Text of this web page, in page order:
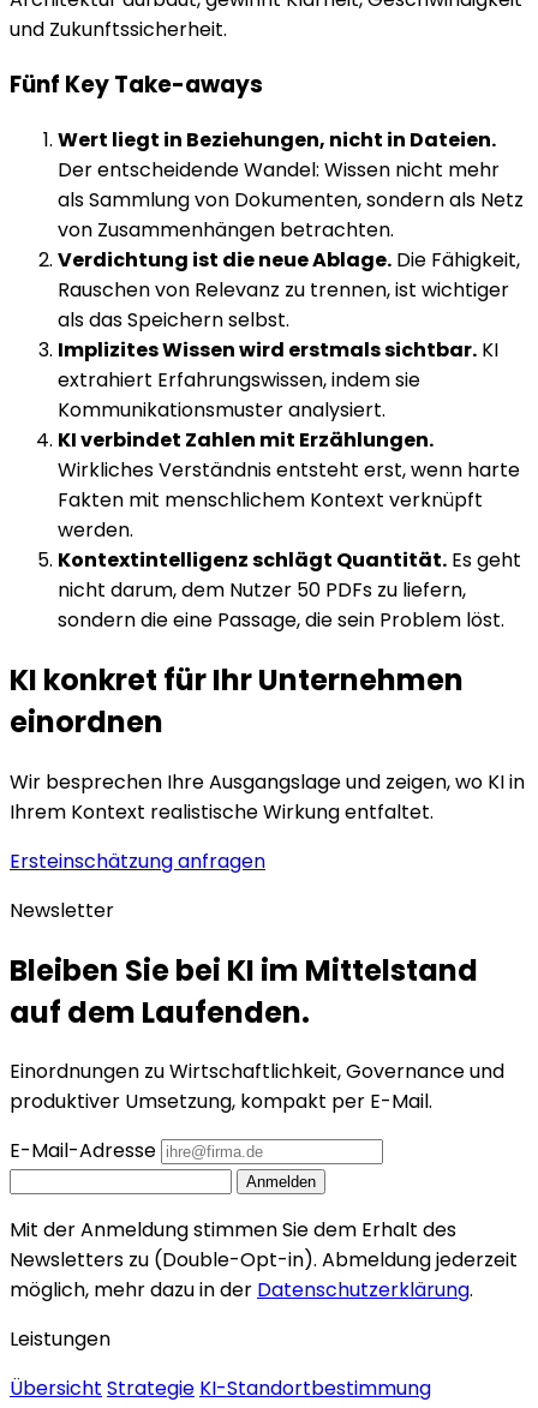
und Zukunftssicherheit.
Fünf Key Take-aways
Wert liegt in Beziehungen, nicht in Dateien.
Der entscheidende Wandel: Wissen nicht mehr
als Sammlung von Dokumenten, sondern als Netz
von Zusammenhängen betrachten.
Verdichtung ist die neue Ablage. Die Fähigkeit,
Rauschen von Relevanz zu trennen, ist wichtiger
als das Speichern selbst.
Implizites Wissen wird erstmals sichtbar. KI
extrahiert Erfahrungswissen, indem sie
Kommunikationsmuster analysiert.
KI verbindet Zahlen mit Erzählungen.
Wirkliches Verständnis entsteht erst, wenn harte
Fakten mit menschlichem Kontext verknüpft
werden.
Kontextintelligenz schlägt Quantität. Es geht
nicht darum, dem Nutzer 50 PDFs zu liefern,
sondern die eine Passage, die sein Problem löst.
KI konkret für Ihr Unternehmen
einordnen
Wir besprechen Ihre Ausgangslage und zeigen, wo KI in
Ihrem Kontext realistische Wirkung entfaltet.
Ersteinschätzung anfragen
Newsletter
Bleiben Sie bei KI im Mittelstand
auf dem Laufenden.
Einordnungen zu Wirtschaftlichkeit, Governance und
produktiver Umsetzung, kompakt per E-Mail.
E-Mail-Adresse
Anmelden
Mit der Anmeldung stimmen Sie dem Erhalt des
Newsletters zu (Double-Opt-in). Abmeldung jederzeit
möglich, mehr dazu in der Datenschutzerklärung.
Leistungen
Übersicht Strategie KI-Standortbestimmung